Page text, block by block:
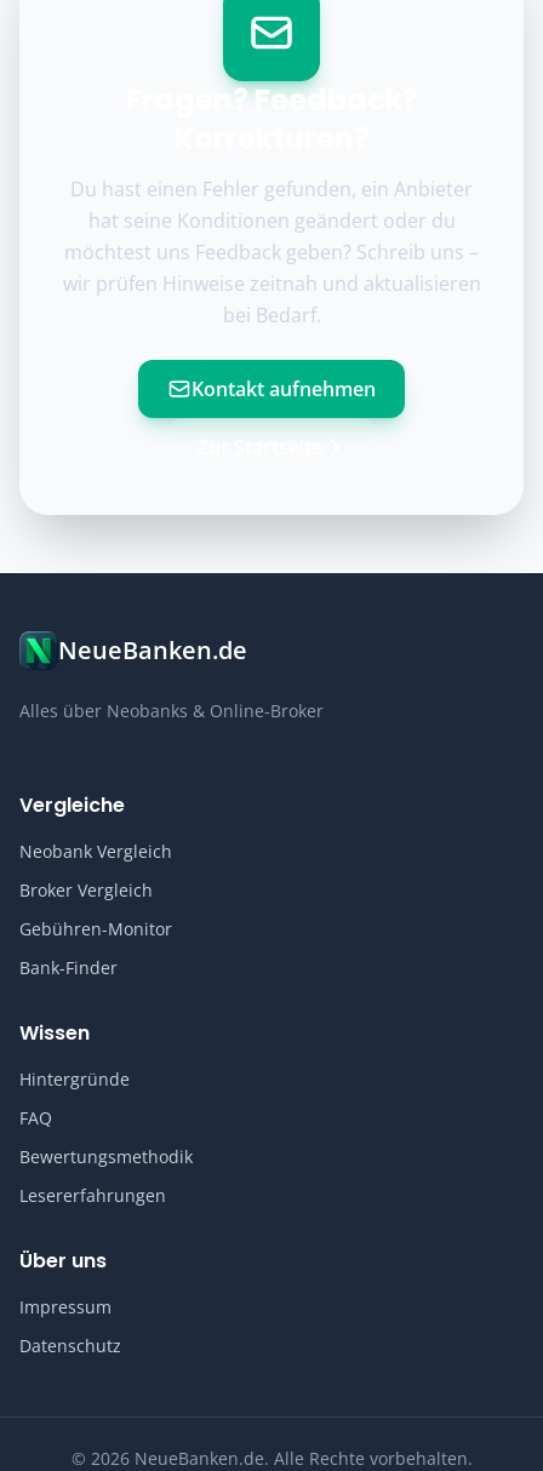
Fragen? Feedback?
Du hast einen Fehler gefunden, ein Anbieter
hat seine Konditionen geändert oder du
möchtest uns Feedback geben? Schreib uns –
wir prüfen Hinweise zeitnah und aktualisieren
bei Bedarf.
Kontakt aufnehmen
NeueBanken.de
Alles über Neobanks & Online-Broker
Vergleiche
Neobank Vergleich
Broker Vergleich
Gebühren-Monitor
Bank-Finder
Wissen
Hintergründe
FAQ
Bewertungsmethodik
Lesererfahrungen
Über uns
Impressum
Datenschutz
© 2026 NeueBanken.de. Alle Rechte vorbehalten.